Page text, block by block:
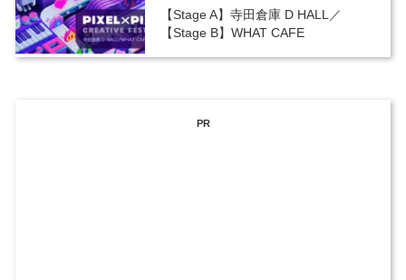
【Stage A】寺田倉庫 D HALL／
【Stage B】WHAT CAFE
PR